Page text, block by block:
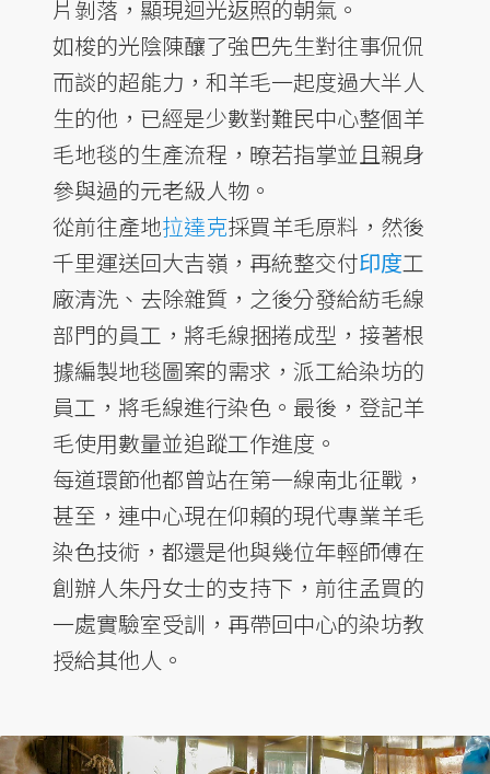
片剝落，顯現迴光返照的朝氣。
如梭的光陰陳釀了強巴先生對往事侃侃
而談的超能力，和羊毛一起度過大半人
生的他，已經是少數對難民中心整個羊
毛地毯的生產流程，暸若指掌並且親身
參與過的元老級人物。
從前往產地拉達克採買羊毛原料，然後
千里運送回大吉嶺，再統整交付印度工
廠清洗、去除雜質，之後分發給紡毛線
部門的員工，將毛線捆捲成型，接著根
據編製地毯圖案的需求，派工給染坊的
員工，將毛線進行染色。最後，登記羊
毛使用數量並追蹤工作進度。
每道環節他都曾站在第一線南北征戰，
甚至，連中心現在仰賴的現代專業羊毛
染色技術，都還是他與幾位年輕師傅在
創辦人朱丹女士的支持下，前往孟買的
一處實驗室受訓，再帶回中心的染坊教
授給其他人。